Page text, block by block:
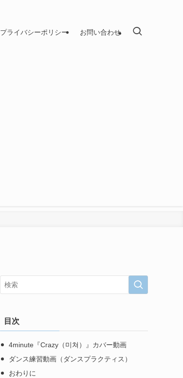
プライバシーポリシー お問い合わせ
目次
4minute『Crazy（미쳐）』カバー動画
ダンス練習動画（ダンスプラクティス）
おわりに